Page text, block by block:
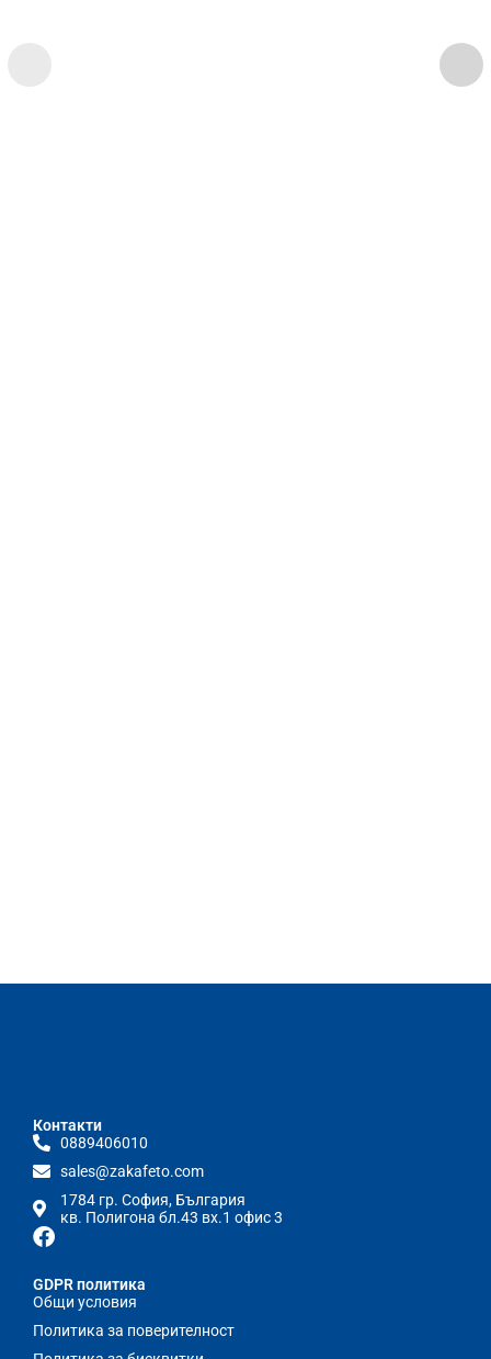
Контакти
0889406010
sales@zakafeto.com
1784 гр. София, България
кв. Полигона бл.43 вх.1 офис 3
GDPR политика
Общи условия
Политика за поверителност